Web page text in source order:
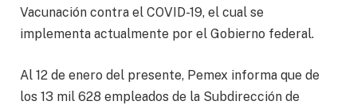
Vacunación contra el COVID-19, el cual se
implementa actualmente por el Gobierno federal.
Al 12 de enero del presente, Pemex informa que de
los 13 mil 628 empleados de la Subdirección de